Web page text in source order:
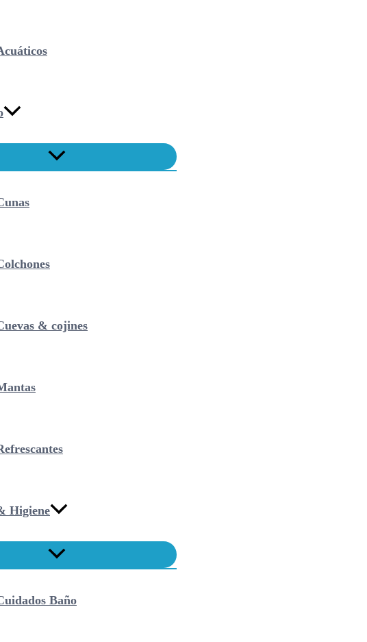
& cojines
Higiene
Baño